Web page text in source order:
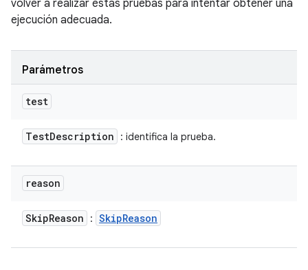
volver a realizar estas pruebas para intentar obtener una
ejecución adecuada.
Parámetros
test
TestDescription : identifica la prueba.
reason
SkipReason : SkipReason